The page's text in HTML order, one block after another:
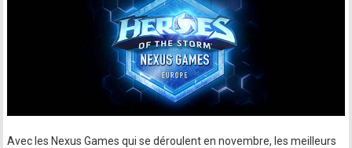
Avec les Nexus Games qui se déroulent en novembre, les meilleurs